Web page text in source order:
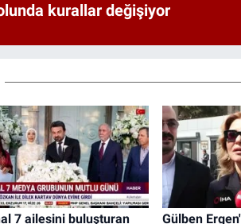
kurallar değişiyor
7 ailesini buluşturan
Gülben